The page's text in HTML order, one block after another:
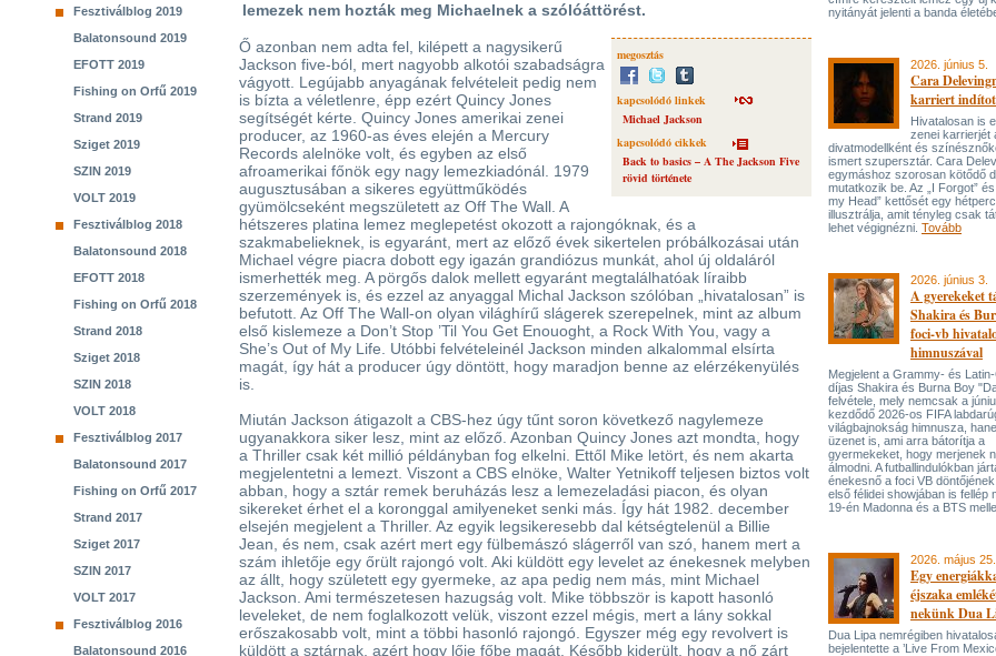
Fesztiválblog 2019
Balatonsound 2019
EFOTT 2019
Fishing on Orfű 2019
Strand 2019
Sziget 2019
SZIN 2019
VOLT 2019
Fesztiválblog 2018
Balatonsound 2018
EFOTT 2018
Fishing on Orfű 2018
Strand 2018
Sziget 2018
SZIN 2018
VOLT 2018
Fesztiválblog 2017
Balatonsound 2017
Fishing on Orfű 2017
Strand 2017
Sziget 2017
SZIN 2017
VOLT 2017
Fesztiválblog 2016
Balatonsound 2016
lemezek nem hozták meg Michaelnek a szólóáttörést.
megosztás
kapcsolódó linkek
Michael Jackson
kapcsolódó cikkek
Back to basics – A The Jackson Five
rövid története
Ő azonban nem adta fel, kilépett a nagysikerű
Jackson five-ból, mert nagyobb alkotói szabadságra
vágyott. Legújabb anyagának felvételeit pedig nem
is bízta a véletlenre, épp ezért Quincy Jones
segítségét kérte. Quincy Jones amerikai zenei
producer, az 1960-as éves elején a Mercury
Records alelnöke volt, és egyben az első
afroamerikai főnök egy nagy lemezkiadónál. 1979
augusztusában a sikeres együttműködés
gyümölcseként megszületett az Off The Wall. A
hétszeres platina lemez meglepetést okozott a rajongóknak, és a
szakmabelieknek, is egyaránt, mert az előző évek sikertelen próbálkozásai után
Michael végre piacra dobott egy igazán grandiózus munkát, ahol új oldaláról
ismerhették meg. A pörgős dalok mellett egyaránt megtalálhatóak líraibb
szerzemények is, és ezzel az anyaggal Michal Jackson szólóban „hivatalosan” is
befutott. Az Off The Wall-on olyan világhírű slágerek szerepelnek, mint az album
első kislemeze a Don’t Stop ’Til You Get Enouoght, a Rock With You, vagy a
She’s Out of My Life. Utóbbi felvételeinél Jackson minden alkalommal elsírta
magát, így hát a producer úgy döntött, hogy maradjon benne az elérzékenyülés
is.
Miután Jackson átigazolt a CBS-hez úgy tűnt soron következő nagylemeze
ugyanakkora siker lesz, mint az előző. Azonban Quincy Jones azt mondta, hogy
a Thriller csak két millió példányban fog elkelni. Ettől Mike letört, és nem akarta
megjelentetni a lemezt. Viszont a CBS elnöke, Walter Yetnikoff teljesen biztos volt
abban, hogy a sztár remek beruházás lesz a lemezeladási piacon, és olyan
sikereket érhet el a koronggal amilyeneket senki más. Így hát 1982. december
elsején megjelent a Thriller. Az egyik legsikeresebb dal kétségtelenül a Billie
Jean, és nem, csak azért mert egy fülbemászó slágerről van szó, hanem mert a
szám ihletője egy őrült rajongó volt. Aki küldött egy levelet az énekesnek melyben
az állt, hogy született egy gyermeke, az apa pedig nem más, mint Michael
Jackson. Ami természetesen hazugság volt. Mike többször is kapott hasonló
leveleket, de nem foglalkozott velük, viszont ezzel mégis, mert a lány sokkal
erőszakosabb volt, mint a többi hasonló rajongó. Egyszer még egy revolvert is
küldött a sztárnak, azért hogy lője főbe magát. Később kiderült, hogy a nő zárt
nyitányát jelenti a banda
2026. június 5.
Cara
karriert
Hivatalosan is
zenei karrierjét
divatmodellként és
ismert szupersztár. Cara
egymáshoz szorosan kötődő
mutatkozik be. Az „I Forgot”
my Head” kettősét egy
illusztrálja, amit tényleg csak
lehet végignézni. Tovább
2026. június 3.
A gyerekeket
Shakira és
foci-vb
himnuszával
Megjelent a Grammy- és
díjas Shakira és Burna Boy
felvétele, mely nemcsak a
kezdődő 2026-os FIFA
világbajnokság himnusza,
üzenet is, ami arra bátorítja a
gyermekeket, hogy merjenek
álmodni. A futballindulókban
énekesnő a foci VB
első félidei showjában is fellép
19-én Madonna és a BTS
2026. május 25.
Egy
éjszaka
nekünk Dua
Dua Lipa nemrégiben
bejelentette a ’Live From